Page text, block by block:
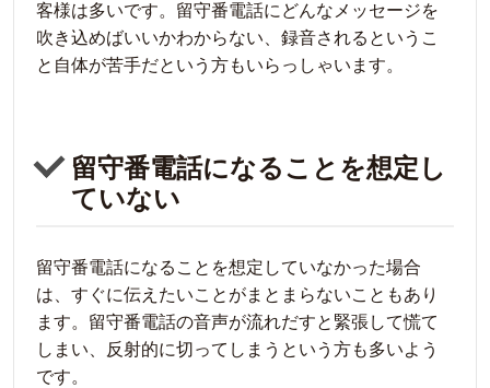
客様は多いです。留守番電話にどんなメッセージを
吹き込めばいいかわからない、録音されるというこ
と自体が苦手だという方もいらっしゃいます。
留守番電話になることを想定し
ていない
留守番電話になることを想定していなかった場合
は、すぐに伝えたいことがまとまらないこともあり
ます。留守番電話の音声が流れだすと緊張して慌て
しまい、反射的に切ってしまうという方も多いよう
です。